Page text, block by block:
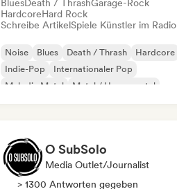
BluesDeath / ThrashGarage-Rock
HardcoreHard Rock
Schreibe ArtikelSpiele Künstler im Radio
Noise Blues Death / Thrash
Hardcore
Indie-Pop
Internationaler Pop
Melodic Metal
Metal / Heavy metal
O SubSolo
Media Outlet/Journalist
> 1300 Antworten gegeben